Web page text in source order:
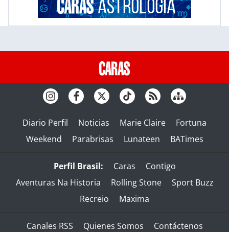
Diario Perfil Noticias Marie Claire
Fortuna
Weekend
Parabrisas Lunateen BATimes
Perfil Brasil: Caras
Contigo
Aventuras Na Historia
Rolling Stone
Sport Buzz
Recreio
Maxima
Canales RSS Quienes Somos
Contáctenos